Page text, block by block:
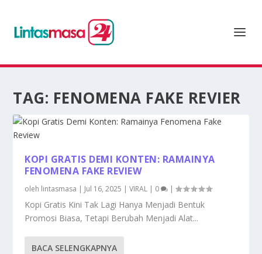
TAG: FENOMENA FAKE REVIER
KOPI GRATIS DEMI KONTEN: RAMAINYA
FENOMENA FAKE REVIEW
oleh lintasmasa | Jul 16, 2025 |VIRAL | 0 |
Kopi Gratis Kini Tak Lagi Hanya Menjadi Bentuk
Promosi Biasa, Tetapi Berubah Menjadi Alat...
BACA SELENGKAPNYA